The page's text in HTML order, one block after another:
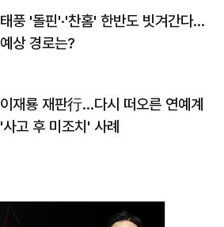
태풍 '돌핀'·'찬홈' 한반도 빗겨간다…
예상 경로는?
이재룡 재판行…다시 떠오른 연예계
'사고 후 미조치' 사례